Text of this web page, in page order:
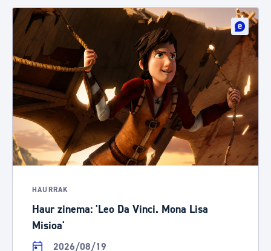
HAURRAK
Haur zinema: 'Leo Da Vinci. Mona Lisa
Misioa'
2026/08/19